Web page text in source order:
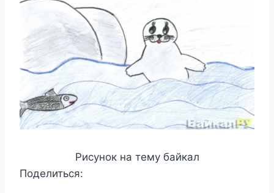
Рисунок на тему байкал
Поделиться: